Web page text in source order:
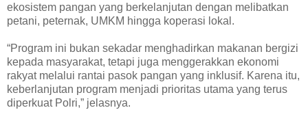
ekosistem pangan yang berkelanjutan dengan melibatkan
petani, peternak, UMKM hingga koperasi lokal.
“Program ini bukan sekadar menghadirkan makanan bergizi
kepada masyarakat, tetapi juga menggerakkan ekonomi
rakyat melalui rantai pasok pangan yang inklusif. Karena itu,
keberlanjutan program menjadi prioritas utama yang terus
diperkuat Polri,” jelasnya.